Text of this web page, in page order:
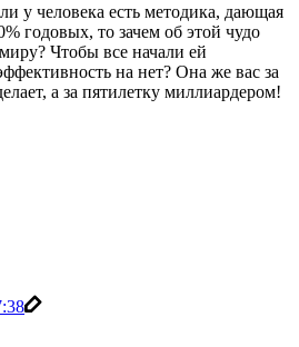
у человека есть методика, дающая
годовых, то зачем об этой чудо
Чтобы все начали ей
на нет? Она же вас за
а за пятилетку миллиардером!